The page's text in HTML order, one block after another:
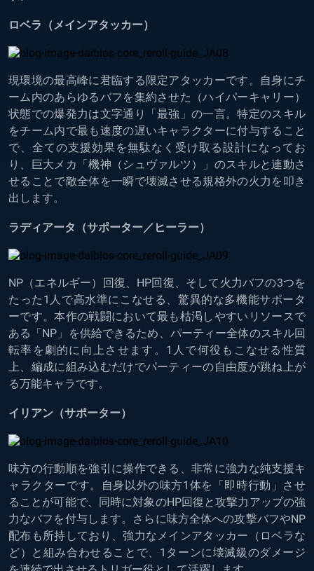
ロベラ（メインアタッカー）
現環境の最高峰に君臨する限定アタッカーです。自身にチ
ーム内のあらゆるバフを集約させた（ハイパーキャリー）
状態での爆発力は文字通り「最強」の一言。特定のスキル
をチーム内で最も速度の遅いキャラクターに付与すること
で、全ての支援効果を無駄なく受け取る設計になってお
り、巨大メカ「機神（シュヴァルツ）」のスキルと連動さ
せることで敵全体を一瞬で壊滅させる規格外の火力を叩き
出します。
ラディアータ（サポーター／ヒーラー）
NP（エネルギー）回復、HP回復、そして火力バフの3つを
たった1人で高水準にこなせる、驚異的な多機能サポータ
ーです。本作の戦闘において最も枯渇しやすいリソースで
ある「NP」を供給できるため、パーティー全体のスキル回
転率を劇的に向上させます。1人で何役もこなせる性質
上、編成に組み込むだけでパーティーの自由度が跳ね上が
る万能キャラです。
イリアン（サポーター）
味方の行動順を強引に操作できる、非常に強力な純支援キ
ャラクターです。自身以外の味方1体を「即時行動」させ
ることが可能で、同時に対象のHP回復と攻撃力アップの強
力なバフを付与します。さらに味方全体への攻撃バフやNP
配布も所持しており、強力なメインアタッカー（ロベラな
ど）と組み合わせることで、1ターンに壊滅級のダメージ